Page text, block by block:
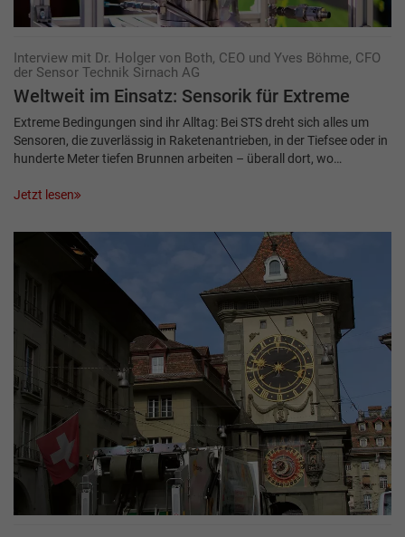
Interview mit Dr. Holger von Both, CEO und Yves Böhme, CFO
der Sensor Technik Sirnach AG
Weltweit im Einsatz: Sensorik für Extreme
Extreme Bedingungen sind ihr Alltag: Bei STS dreht sich alles um
Sensoren, die zuverlässig in Raketenantrieben, in der Tiefsee oder in
hunderte Meter tiefen Brunnen arbeiten – überall dort, wo…
Jetzt lesen